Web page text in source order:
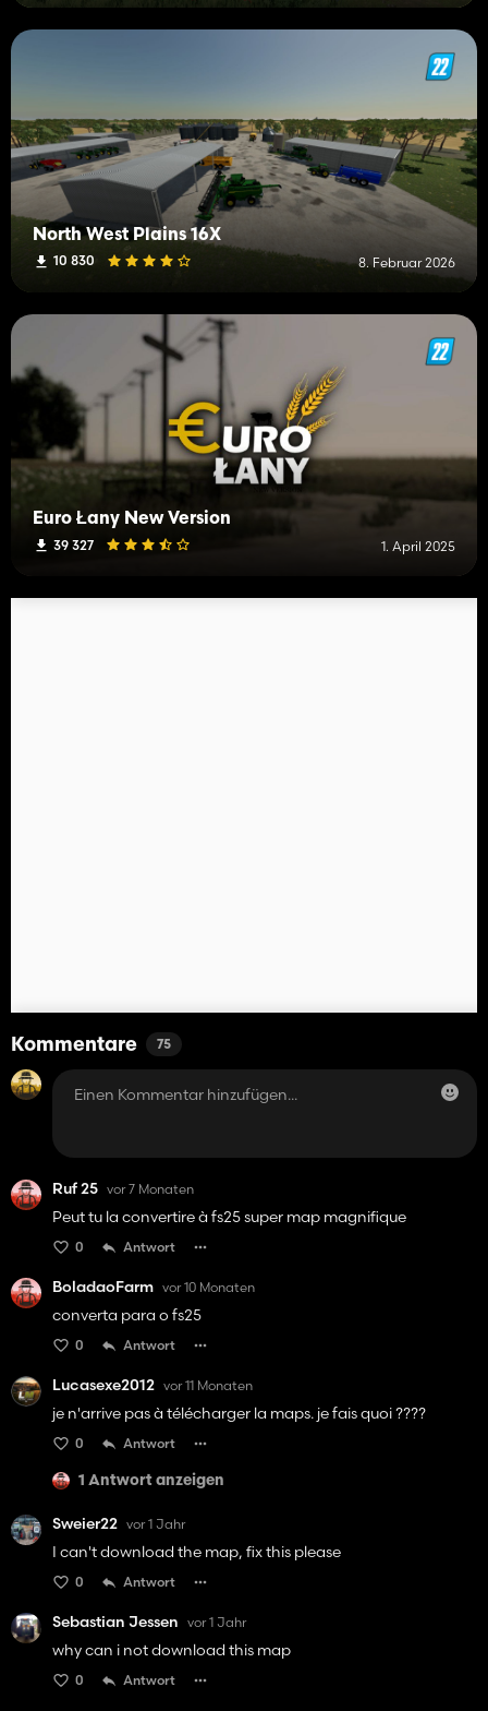
North West Plains 16X
10 830 8. Februar 2026
Euro Łany New Version
39 327 1. April 2025
Kommentare 75
Ruf 25 vor 7 Monaten
Peut tu la convertire à fs25 super map magnifique
0 Antwort
BoladaoFarm vor 10 Monaten
converta para o fs25
0 Antwort
Lucasexe2012 vor 11 Monaten
je n'arrive pas à télécharger la maps. je fais quoi ????
0 Antwort
1 Antwort anzeigen
Sweier22 vor 1 Jahr
I can't download the map, fix this please
0 Antwort
Sebastian Jessen vor 1 Jahr
why can i not download this map
0 Antwort